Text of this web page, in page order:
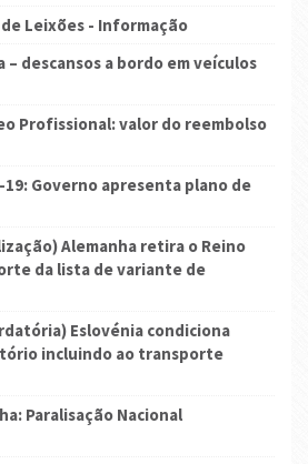
Leixões - Informação
– descansos a bordo em veículos
Profissional: valor do reembolso
19: Governo apresenta plano de
Alemanha retira o Reino
da lista de variante de
Eslovénia condiciona
incluindo ao transporte
Paralisação Nacional